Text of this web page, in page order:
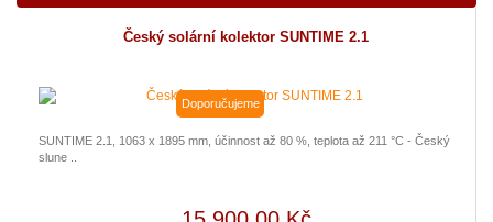
Český solární kolektor SUNTIME 2.1
Doporučujeme
SUNTIME 2.1, 1063 x 1895 mm, účinnost až 80 %, teplota až 211 °C - Český
slune ..